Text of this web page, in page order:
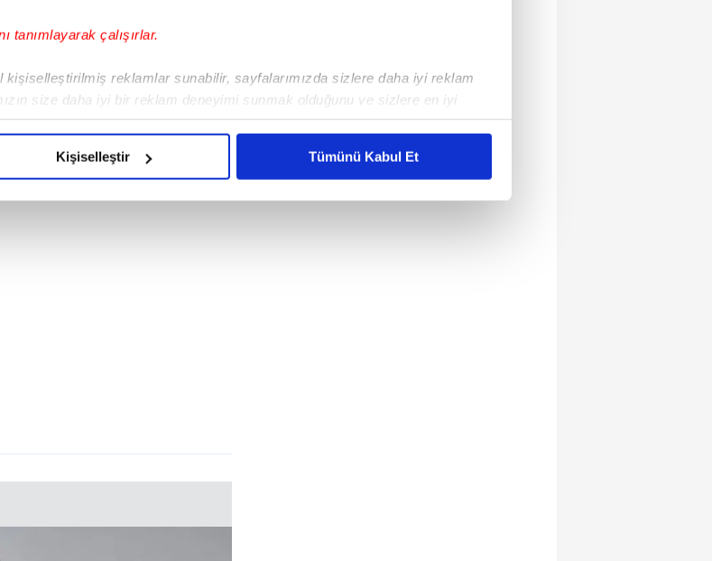
tanımlayarak çalışırlar.
reklamlar sunabilir, sayfalarımızda sizlere daha iyi reklam
size daha iyi bir reklam deneyimi sunmak olduğunu ve sizlere en iyi
gösterdiğimizi ve bu noktada, reklamların maliyetlerimizi karşılamak
Kişiselleştir Tümünü Kabul Et
adında bir evladı olan
adından söz ettirdi.